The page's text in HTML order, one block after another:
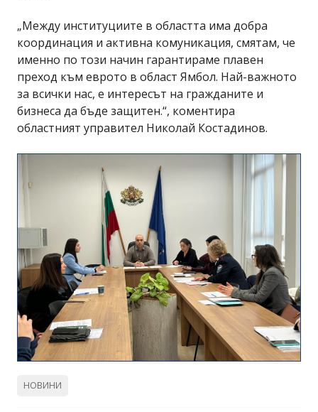
„Между институциите в областта има добра
координация и активна комуникация, смятам, че
именно по този начин гарантираме плавен
преход към еврото в област Ямбол. Най-важното
за всички нас, е интересът на гражданите и
бизнеса да бъде защитен.“, коментира
областният управител Николай Костадинов.
НОВИНИ